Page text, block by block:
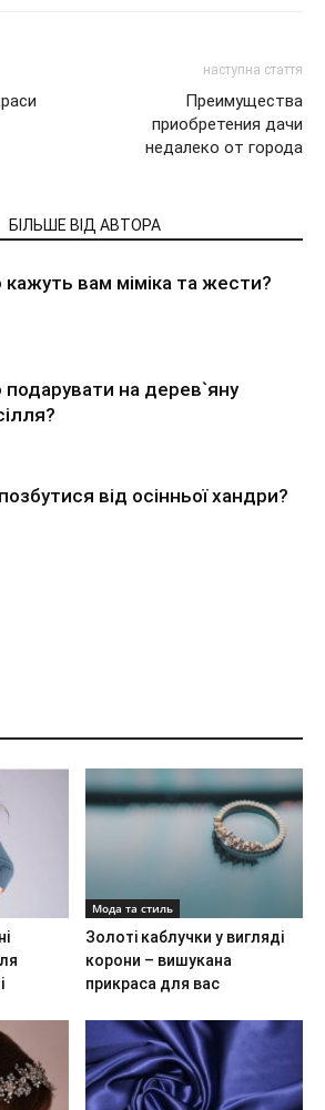
наступна стаття
Преимущества
приобретения дачи
недалеко от города
БІЛЬШЕ ВІД АВТОРА
вам міміка та жести?
на дерев`яну
від осінньої хандри?
Мода та стиль
Золоті каблучки у вигляді
корони – вишукана
прикраса для вас